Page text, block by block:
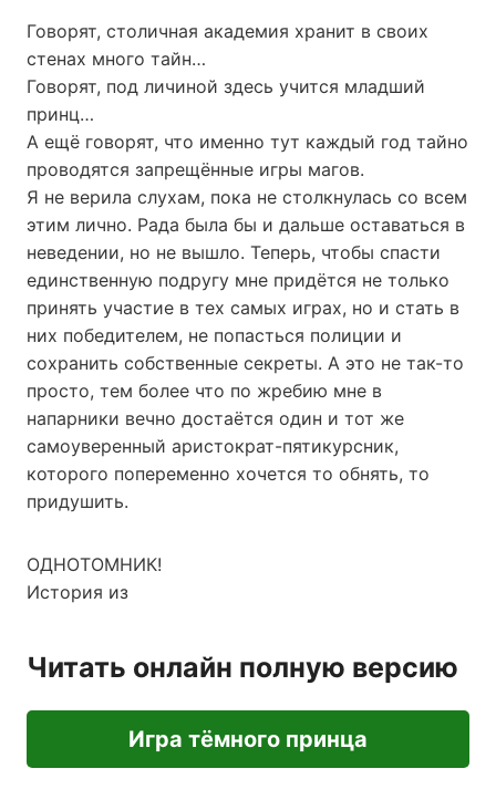
Говорят, столичная академия хранит в своих
стенах много тайн…
Говорят, под личиной здесь учится младший
принц…
А ещё говорят, что именно тут каждый год тайно
проводятся запрещённые игры магов.
Я не верила слухам, пока не столкнулась со всем
этим лично. Рада была бы и дальше оставаться в
неведении, но не вышло. Теперь, чтобы спасти
единственную подругу мне придётся не только
принять участие в тех самых играх, но и стать в
них победителем, не попасться полиции и
сохранить собственные секреты. А это не так-то
просто, тем более что по жребию мне в
напарники вечно достаётся один и тот же
самоуверенный аристократ-пятикурсник,
которого попеременно хочется то обнять, то
придушить.
ОДНОТОМНИК!
История из
Читать онлайн полную версию
Игра тёмного принца